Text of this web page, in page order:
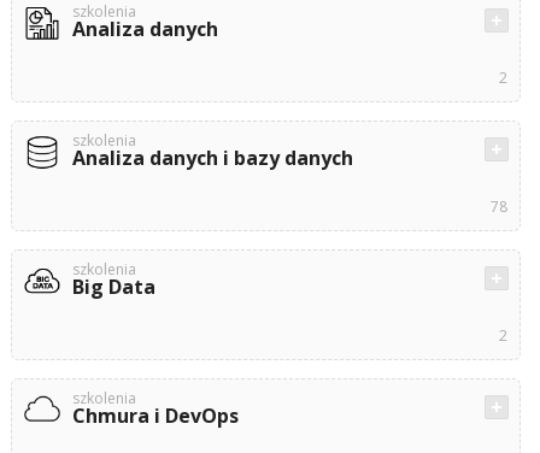
szkolenia
Analiza danych
2
szkolenia
Analiza danych i bazy danych
78
szkolenia
Big Data
2
szkolenia
Chmura i DevOps